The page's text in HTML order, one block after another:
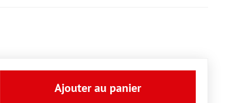
Ajouter au panier